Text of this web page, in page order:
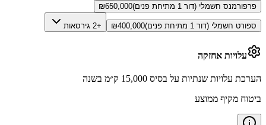
פרפורמנס חשמלי (דור 1 מתיחת פנים)
₪650,000
ספורט חשמלי (דור 1 מתיחת פנים) ₪400,000 +2 גירסאות
עלויות אחזקה
הערכת עלויות שנתיות על בסיס 15,000 ק״מ בשנה
ביטוח מקיף ממוצע